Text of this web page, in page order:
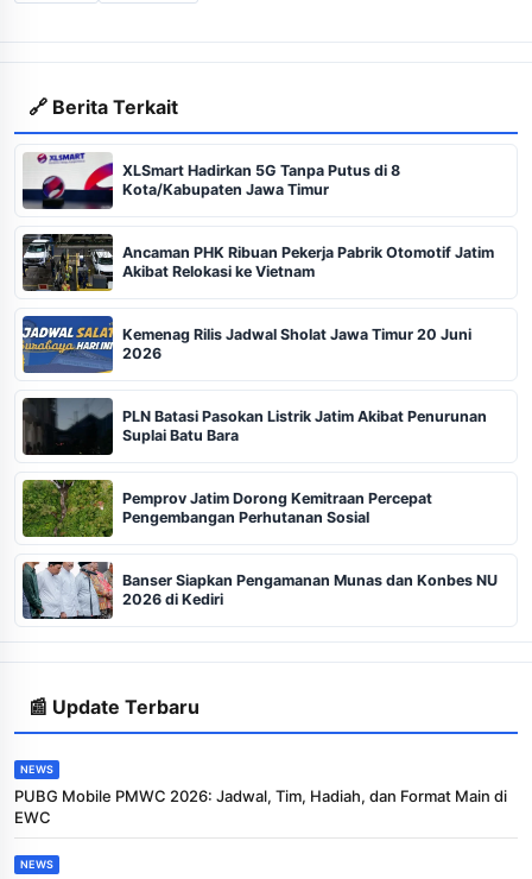
🔗 Berita Terkait
XLSmart Hadirkan 5G Tanpa Putus di 8
Kota/Kabupaten Jawa Timur
Ancaman PHK Ribuan Pekerja Pabrik Otomotif Jatim
Akibat Relokasi ke Vietnam
Kemenag Rilis Jadwal Sholat Jawa Timur 20 Juni
2026
PLN Batasi Pasokan Listrik Jatim Akibat Penurunan
Suplai Batu Bara
Pemprov Jatim Dorong Kemitraan Percepat
Pengembangan Perhutanan Sosial
Banser Siapkan Pengamanan Munas dan Konbes NU
2026 di Kediri
📰 Update Terbaru
NEWS
PUBG Mobile PMWC 2026: Jadwal, Tim, Hadiah, dan Format Main di
EWC
NEWS